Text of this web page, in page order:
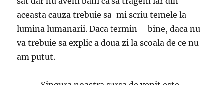
aceasta cauza trebuie sa-mi scriu temele la
lumina lumanarii. Daca termin – bine, daca nu
va trebuie sa explic a doua zi la scoala de ce nu
am putut.